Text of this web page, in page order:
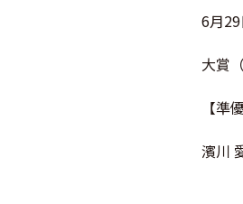
6月
大賞
【準
濱川